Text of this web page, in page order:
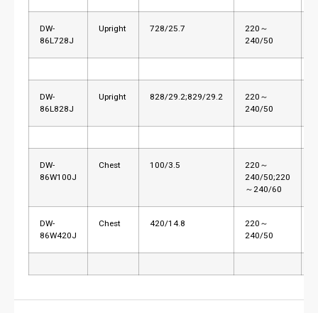
DW-
86L728J
Upright 728/25.7
220～
240/50
DW-
86L828J
Upright 828/29.2;829/29.2
220～
240/50
DW-
86W100J
Chest 100/3.5
220～
240/50;220
～240/60
DW-
86W420J
Chest 420/14.8
220～
240/50